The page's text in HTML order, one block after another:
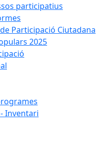
participatius
Participació Ciutadana
2025
Inventari